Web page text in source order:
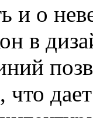
и о
в